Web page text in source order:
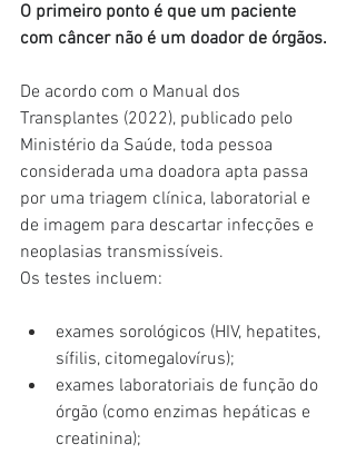
O primeiro ponto é que um paciente
com câncer não é um doador de órgãos.
De acordo com o Manual dos
Transplantes (2022), publicado pelo
Ministério da Saúde, toda pessoa
considerada uma doadora apta passa
por uma triagem clínica, laboratorial e
de imagem para descartar infecções e
neoplasias transmissíveis.
Os testes incluem:
exames sorológicos (HIV, hepatites,
sífilis, citomegalovírus);
exames laboratoriais de função do
órgão (como enzimas hepáticas e
creatinina);